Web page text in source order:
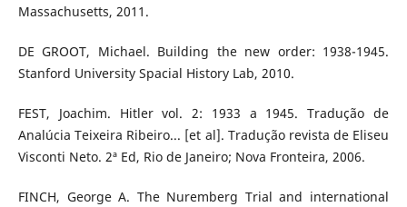
Massachusetts, 2011.
DE GROOT, Michael. Building the new order: 1938-1945.
Stanford University Spacial History Lab, 2010.
FEST, Joachim. Hitler vol. 2: 1933 a 1945. Tradução de
Analúcia Teixeira Ribeiro... [et al]. Tradução revista de Eliseu
Visconti Neto. 2ª Ed, Rio de Janeiro; Nova Fronteira, 2006.
FINCH, George A. The Nuremberg Trial and international